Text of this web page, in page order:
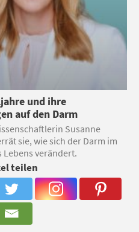
und ihre
auf den Darm
Susanne
sie, wie sich der Darm im
Lebens verändert.
teilen